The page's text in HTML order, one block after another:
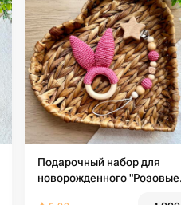
Подарочный набор для
новорожденного "Розовые